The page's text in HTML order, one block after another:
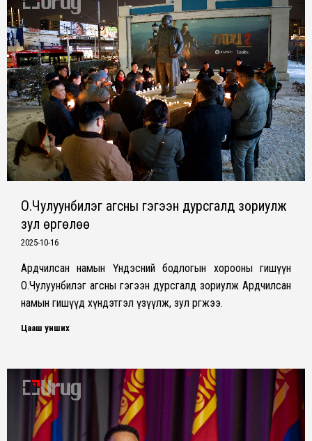
О.Чулуунбилэг агсны гэгээн дурсгалд зориулж
зул өргөлөө
2025-10-16
Ардчилсан намын Үндэсний бодлогын хорооны гишүүн
О.Чулуунбилэг агсны гэгээн дурсгалд зориулж Ардчилсан
намын гишүүд хүндэтгэл үзүүлж, зул өргөжээ.
Цааш унших